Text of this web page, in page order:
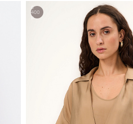
6
400
р.